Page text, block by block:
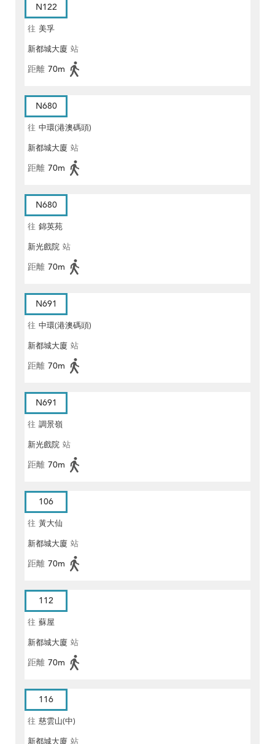
N122
往 美孚
新都城大廈 站
距離 70m
N680
往 中環(港澳碼頭)
新都城大廈 站
距離 70m
N680
往 錦英苑
新光戲院 站
距離 70m
N691
往 中環(港澳碼頭)
新都城大廈 站
距離 70m
N691
往 調景嶺
新光戲院 站
距離 70m
106
往 黃大仙
新都城大廈 站
距離 70m
112
往 蘇屋
新都城大廈 站
距離 70m
116
往 慈雲山(中)
新都城大廈 站